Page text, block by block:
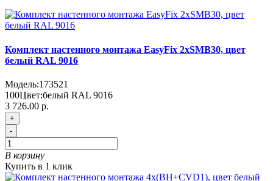
Комплект настенного монтажа EasyFix 2хSMB30, цвет
белый RAL 9016
Модель:173521
100Цвет:белый RAL 9016
3 726.00 р.
+
-
В корзину
Купить в 1 клик